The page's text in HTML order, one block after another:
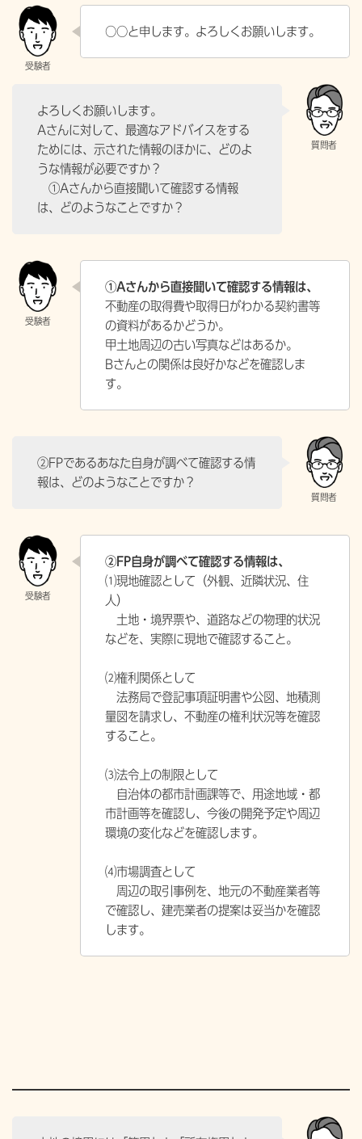
○○と申します。よろしくお願いします。
よろしくお願いします。
Aさんに対して、最適なアドバイスをする
ためには、示された情報のほかに、どのよ
うな情報が必要ですか？
①Aさんから直接聞いて確認する情報
は、どのようなことですか？
①Aさんから直接聞いて確認する情報は、
不動産の取得費や取得日がわかる契約書等
の資料があるかどうか。
甲土地周辺の古い写真などはあるか。
Bさんとの関係は良好かなどを確認しま
す。
②FPであるあなた自身が調べて確認する情
報は、どのようなことですか？
②FP自身が調べて確認する情報は、
⑴現地確認として（外観、近隣状況、住
人）
土地・境界票や、道路などの物理的状況
などを、実際に現地で確認すること。
⑵権利関係として
法務局で登記事項証明書や公図、地積測
量図を請求し、不動産の権利状況等を確認
すること。
⑶法令上の制限として
自治体の都市計画課等で、用途地域・都
市計画等を確認し、今後の開発予定や周辺
環境の変化などを確認します。
⑷市場調査として
周辺の取引事例を、地元の不動産業者等
で確認し、建売業者の提案は妥当かを確認
します。